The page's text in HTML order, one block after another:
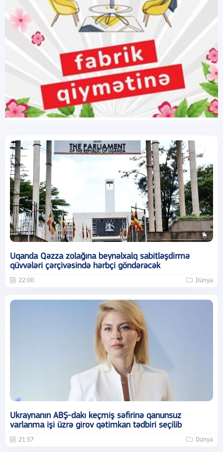
Uqanda Qəzza zolağına beynəlxalq sabitləşdirmə
qüvvələri çərçivəsində hərbçi göndərəcək
22:00 Dünya
Ukraynanın ABŞ-dakı keçmiş səfirinə qanunsuz
varlanma işi üzrə girov qətimkan tədbiri seçilib
21:57 Dünya